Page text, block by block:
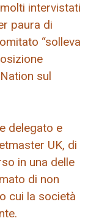
intervistati
paura di
“solleva
sul
delegato e
UK, di
in una delle
di non
cui la società